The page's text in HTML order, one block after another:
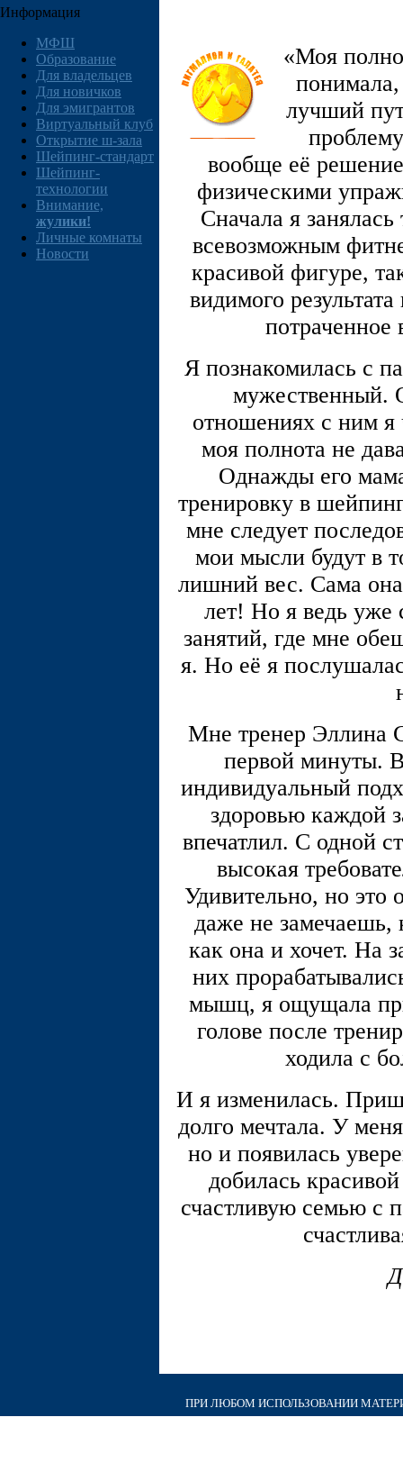
Информация
МФШ
Образование
Для владельцев
Для новичков
Для эмигрантов
Виртуальный клуб
Открытие ш-зала
Шейпинг-стандарт
Шейпинг-
технологии
Внимание,
жулики!
Личные комнаты
Новости
«Моя
понимала,
лучший
вообще её
физическими
Сначала я
всевозможным
красивой фигуре,
видимого
потраченное
Я познакомилась с
мужественный.
отношениях с ним я
моя полнота не
Однажды его
тренировку в
мне следует
мои мысли будут в
лишний вес. Сама
лет! Но я ведь уже
занятий, где мне
я. Но её я
Мне тренер Эллина
первой минуты.
индивидуальный
здоровью каждой
впечатлил. С одной
высокая
Удивительно, но это
даже не замечаешь,
как она и хочет. На
них
мышц, я ощущала
голове после
ходила с
И я изменилась.
долго мечтала. У
но и появилась
добилась
счастливую семью с
ПРИ ЛЮБОМ ИСПОЛЬЗОВАНИИ